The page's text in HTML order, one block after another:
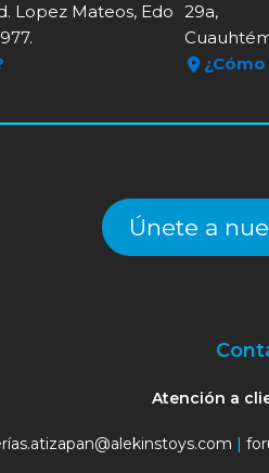
Lopez Mateos, Edo 29a,
Únete a
Atención a
|